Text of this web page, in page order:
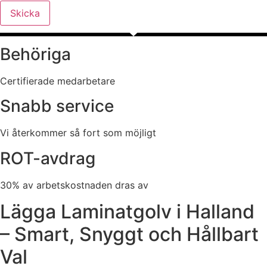
Skicka
Behöriga
Certifierade medarbetare
Snabb service
Vi återkommer så fort som möjligt
ROT-avdrag
30% av arbetskostnaden dras av
Lägga Laminatgolv i Halland
– Smart, Snyggt och Hållbart
Val